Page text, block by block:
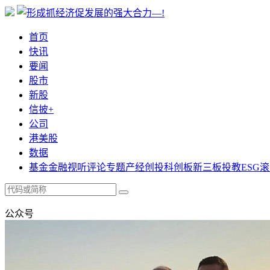
首页
快讯
要闻
股市
新股
信披+
公司
港美股
数据
基金金融视听评论专题产经创投科创板新三板投教ESG
公众号